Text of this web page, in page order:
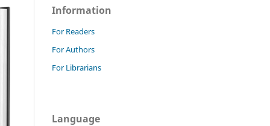
Information
For Readers
For Authors
For Librarians
Language